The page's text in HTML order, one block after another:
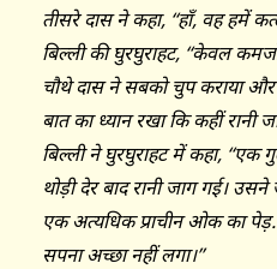
तीसरे दास ने कहा, ‘‘हाँ, वह हमें
बिल्ली की घुरघुराहट, ‘‘केवल
चौथे दास ने सबको चुप कराया
बात का ध्यान रखा कि कहीं रानी
बिल्ली ने घुरघुराहट में कहा, ‘‘एक
थोड़ी देर बाद रानी जाग गई।
एक अत्यधिक प्राचीन ओक का
सपना अच्छा नहीं लगा।’’